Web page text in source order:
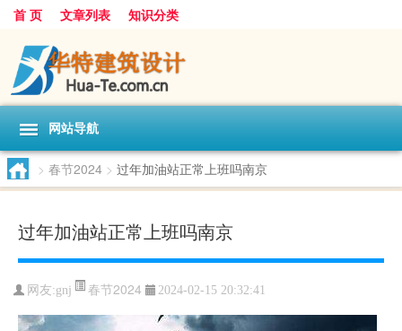
首 页 文章列表 知识分类
网站导航
> 春节2024 > 过年加油站正常上班吗南京
过年加油站正常上班吗南京
网友:gnj 春节2024 2024-02-15 20:32:41